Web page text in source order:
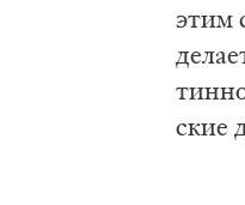
этим
ские